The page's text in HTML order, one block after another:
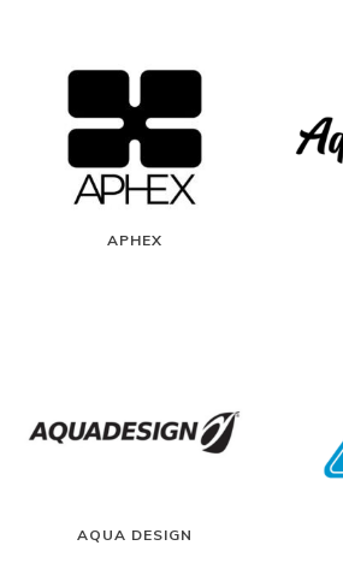
APHEX
AQUA DESIGN